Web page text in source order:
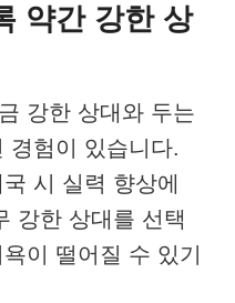
약간 강한 상
강한 상대와 두는
경험이 있습니다.
시 실력 향상에
강한 상대를 선택
이 떨어질 수 있기